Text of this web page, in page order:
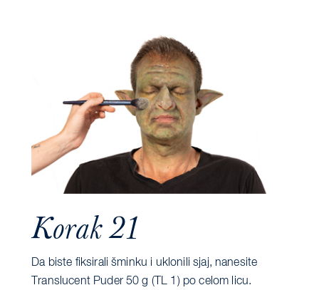
Korak 21
Da biste fiksirali šminku i uklonili sjaj, nanesite
Translucent Puder 50 g (TL 1) po celom licu.